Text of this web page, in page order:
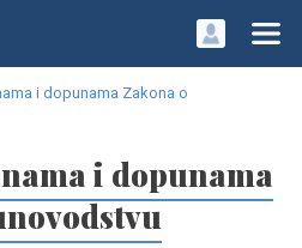
i dopunama Zakona o
i dopunama